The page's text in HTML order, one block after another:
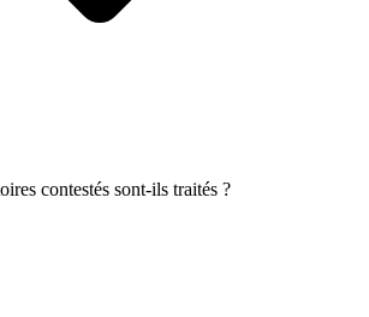
contestés sont-ils traités ?